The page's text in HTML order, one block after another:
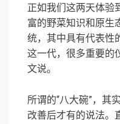
正如我们这两天体验
富的野菜知识和原生
统，其中具有代表性
这一代，很多重要的
文说。
所谓的“八大碗”，其
改善后才有的说法。